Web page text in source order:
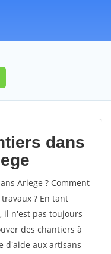
dans
Ariege ? Comment
? En tant
il n'est pas toujours
des chantiers à
d'aide aux artisans